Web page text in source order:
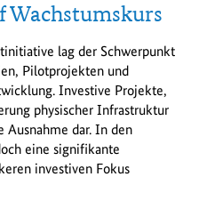
lag der Schwerpunkt
Pilotprojekten und
Investive Projekte,
physischer Infrastruktur
Ausnahme dar. In den
eine signifikante
investiven Fokus